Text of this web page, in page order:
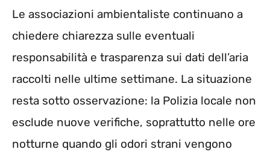
Le associazioni ambientaliste continuano a
chiedere chiarezza sulle eventuali
responsabilità e trasparenza sui dati dell’aria
raccolti nelle ultime settimane. La situazione
resta sotto osservazione: la Polizia locale non
esclude nuove verifiche, soprattutto nelle ore
notturne quando gli odori strani vengono